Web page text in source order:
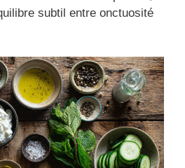
subtil entre onctuosité